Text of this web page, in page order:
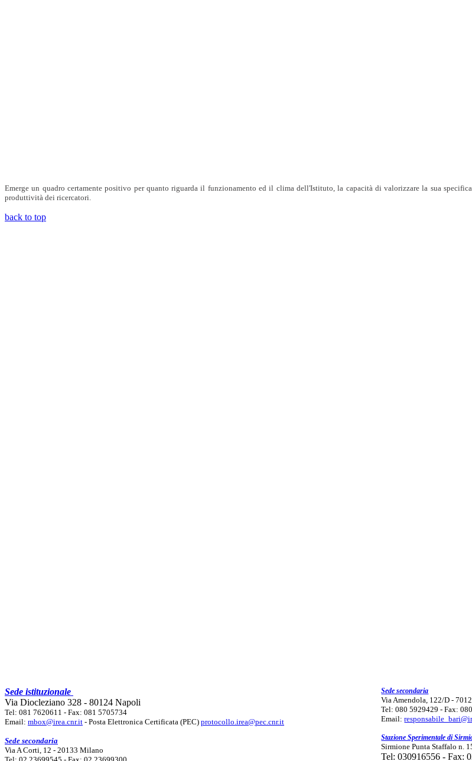
Emerge un quadro certamente positivo per quanto riguarda il funzionamento ed il clima dell'Istituto, la capacità di valorizzare la sua
produttività dei ricercatori.
back to top
Sede istituzionale
Via Diocleziano 328 - 80124 Napoli
Tel: 081 7620611 - Fax: 081 5705734
Email: mbox@irea.cnr.it - Posta Elettronica Certificata (PEC) protocollo.irea@pec.cnr.it
Sede secondaria
Via A Corti, 12 - 20133 Milano
Sede secondaria
Via Amendola, 122/D -
Tel: 080 5929429 - Fax:
Email:
Stazione Sperimentale di
Sirmione Punta Staffalo n.
Tel: 030916556 - Fax: